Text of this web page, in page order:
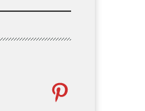
Pinterest